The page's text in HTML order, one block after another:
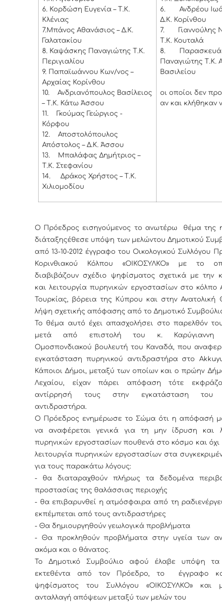
6. Κορδώση Ευγενία – Τ.Κ.
Κλένιας
7. Μπάνος Αθανάσιος – Δ.Κ.
Γαλατακίου
8. Καψάσκης Παναγιώτης Τ.Κ.
Περιγιαλίου
9. Παπαϊωάννου Κων/νος –
Αρχαίας Κορίνθου
10.
Ανδριανόπουλος Βασίλειος
– Τ.Κ. Κάτω Άσσου
11.
Γκούμας Γεώργιος -
Κόρφου
12.
Αποστολόπουλος
Απόστολος – Δ.Κ. Άσσου
13.
Μπαλάφας Δημήτριος –
Τ.Κ. Στεφανίου
14.
Δράκος Χρήστος – Τ.Κ.
Χιλιομοδίου
6.
Ανδρέου
Δ.Κ. Κορίνθου
7.
Γιαννούλης
Τ.Κ. Κουταλά
8.
Παναγιώτης Τ.Κ.
Βασιλείου
οι οποίοι δεν
αν και κλήθηκαν
Ο Πρόεδρος εισηγούμενος το ανωτέρω θέμα της
διάταξηςέθεσε υπόψη των μελώντου Δημοτικού
από 13-10-2012 έγγραφο του Οικολογικού Συλλόγου
Κορινθιακού Κόλπου «ΟΙΚΟΣΥΛΚΟ» με το
διαβιβάζουν σχέδιο ψηφίσματος σχετικά με την
και λειτουργία πυρηνικών εργοστασίων στο κόλπο
Τουρκίας, βόρεια της Κύπρου και στην Ανατολική
λήψη σχετικής απόφασης από το Δημοτικό
Το θέμα αυτό έχει απασχολήσει στο παρελθόν
μετά από επιστολή του κ. Καρύγιαννη
Ομοσπονδιακού βουλευτή του Καναδά, που
εγκατάσταση πυρηνικού αντιδραστήρα στο Α
Κάποιοι Δήμοι, μεταξύ των οποίων και ο πρώην
Λεχαίου, είχαν πάρει απόφαση τότε
αντίρρησή τους στην εγκατάσταση του
αντιδραστήρα.
Ο Πρόεδρος ενημέρωσε το Σώμα ότι η απόφασή
να αναφέρεται γενικά για τη μην ίδρυση και
πυρηνικών εργοστασίων πουθενά στο κόσμο και όχι
λειτουργία πυρηνικών εργοστασίων στα
για τους παρακάτω λόγους:
- θα διαταραχθούν πλήρως τα δεδομένα
προστασίας της θαλάσσιας περιοχής
- θα επιβαρυνθεί η ατμόσφαιρα από τη
εκπέμπεται από τους αντιδραστήρες
- Θα δημιουργηθούν γεωλογικά προβλήματα
- Θα προκληθούν προβλήματα στην υγεία των
ακόμα και ο θάνατος.
Το Δημοτικό Συμβούλιο αφού έλαβε υπόψη
εκτεθέντα από τον Πρόεδρο, το έγγραφο
ψηφίσματος του Συλλόγου «ΟΙΚΟΣΥΛΚΟ» και
ανταλλαγή απόψεων μεταξύ των μελών του